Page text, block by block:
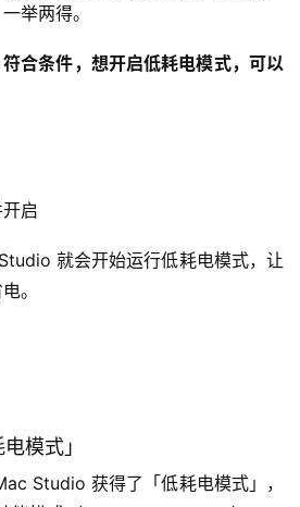
举两得。
合条件，想开启低耗电模式，可以
启
就会开始运行低耗电模式，让
。
模式」
Studio 获得了「低耗电模式」，